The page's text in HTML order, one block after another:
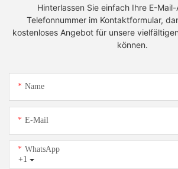
Hinterlassen Sie einfach Ihre E-
Telefonnummer im Kontaktformular,
kostenloses Angebot für unsere
können.
Name
E-Mail
+1
WhatsApp